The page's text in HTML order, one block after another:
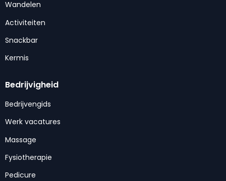
Wandelen
Activiteiten
Snackbar
Kermis
Bedrijvigheid
Bedrijvengids
Werk vacatures
Massage
Fysiotherapie
Pedicure